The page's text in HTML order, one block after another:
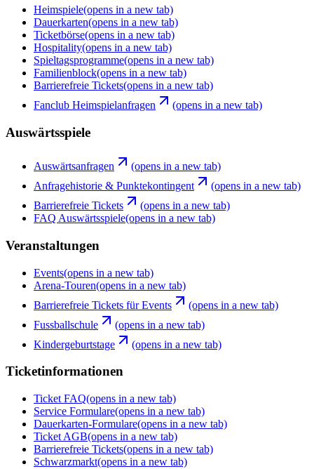
Heimspiele(opens in a new tab)
Dauerkarten(opens in a new tab)
Ticketbörse(opens in a new tab)
Hospitality(opens in a new tab)
Spieltagsprogramme(opens in a new tab)
Familienblock(opens in a new tab)
Barrierefreie Tickets(opens in a new tab)
Fanclub Heimspielanfragen
(opens in a new tab)
Auswärtsspiele
Auswärtsanfragen
(opens in a new tab)
Anfragehistorie & Punktekontingent
(opens in a new tab)
Barrierefreie Tickets
(opens in a new tab)
FAQ Auswärtsspiele(opens in a new tab)
Veranstaltungen
Events(opens in a new tab)
Arena-Touren(opens in a new tab)
Barrierefreie Tickets für Events
(opens in a new tab)
Fussballschule
(opens in a new tab)
Kindergeburtstage
(opens in a new tab)
Ticketinformationen
Ticket FAQ(opens in a new tab)
Service Formulare(opens in a new tab)
Dauerkarten-Formulare(opens in a new tab)
Ticket AGB(opens in a new tab)
Barrierefreie Tickets(opens in a new tab)
Schwarzmarkt(opens in a new tab)